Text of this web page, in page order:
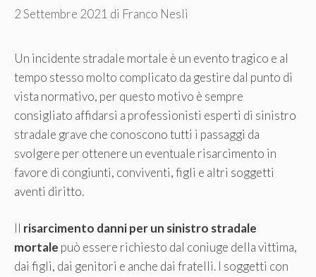
2 Settembre 2021 di Franco Nesli
Un incidente stradale mortale è un evento tragico e al
tempo stesso molto complicato da gestire dal punto di
vista normativo, per questo motivo è sempre
consigliato affidarsi a professionisti esperti di sinistro
stradale grave che conoscono tutti i passaggi da
svolgere per ottenere un eventuale risarcimento in
favore di congiunti, conviventi, figli e altri soggetti
aventi diritto.
Il risarcimento danni per un sinistro stradale
mortale può essere richiesto dal coniuge della vittima,
dai figli, dai genitori e anche dai fratelli. I soggetti con